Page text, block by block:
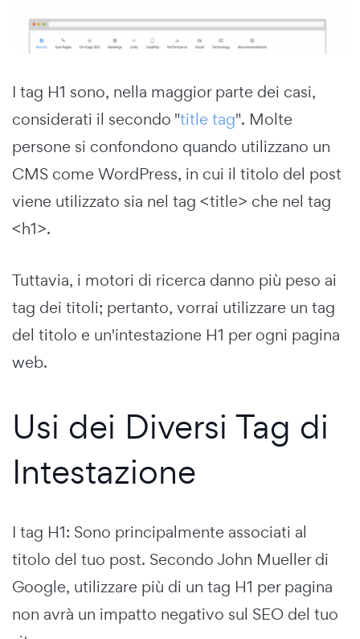
I tag H1 sono, nella maggior parte dei casi,
considerati il secondo "title tag". Molte
persone si confondono quando utilizzano un
CMS come WordPress, in cui il titolo del post
viene utilizzato sia nel tag <title> che nel tag
<h1>.
Tuttavia, i motori di ricerca danno più peso ai
tag dei titoli; pertanto, vorrai utilizzare un tag
del titolo e un'intestazione H1 per ogni pagina
web.
Usi dei Diversi Tag di
Intestazione
I tag H1: Sono principalmente associati al
titolo del tuo post. Secondo John Mueller di
Google, utilizzare più di un tag H1 per pagina
non avrà un impatto negativo sul SEO del tuo